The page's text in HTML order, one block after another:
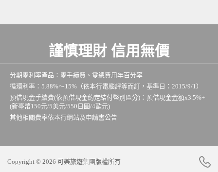
謹慎理財 信用無價
分期零利率產品：零手續費、零總費用年百分率
循環利率：5.88%～15%（依本行電腦評等而訂，基準日：2015/9/1）
預借現金手續費(依預借現金約定結付幣別區分)：預借現金金額x3.5%+
(新臺幣150元/5美元/550日圓/4歐元)
其他相關費率依本行網站及申請書公告
Copyright © 2026 可樂旅遊集團版權所有